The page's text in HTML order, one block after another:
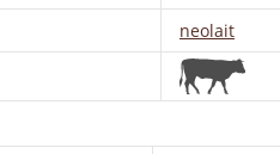
neolait